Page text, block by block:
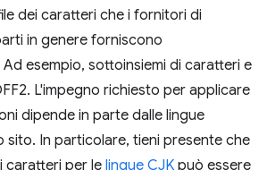
dei caratteri che i fornitori di
in genere forniscono
esempio, sottoinsiemi di caratteri e
L'impegno richiesto per applicare
dipende in parte dalle lingue
In particolare, tieni presente che
caratteri per le lingue CJK può essere